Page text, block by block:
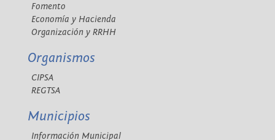
Fomento
Economía y Hacienda
Organización y RRHH
Organismos
CIPSA
REGTSA
Municipios
Información Municipal